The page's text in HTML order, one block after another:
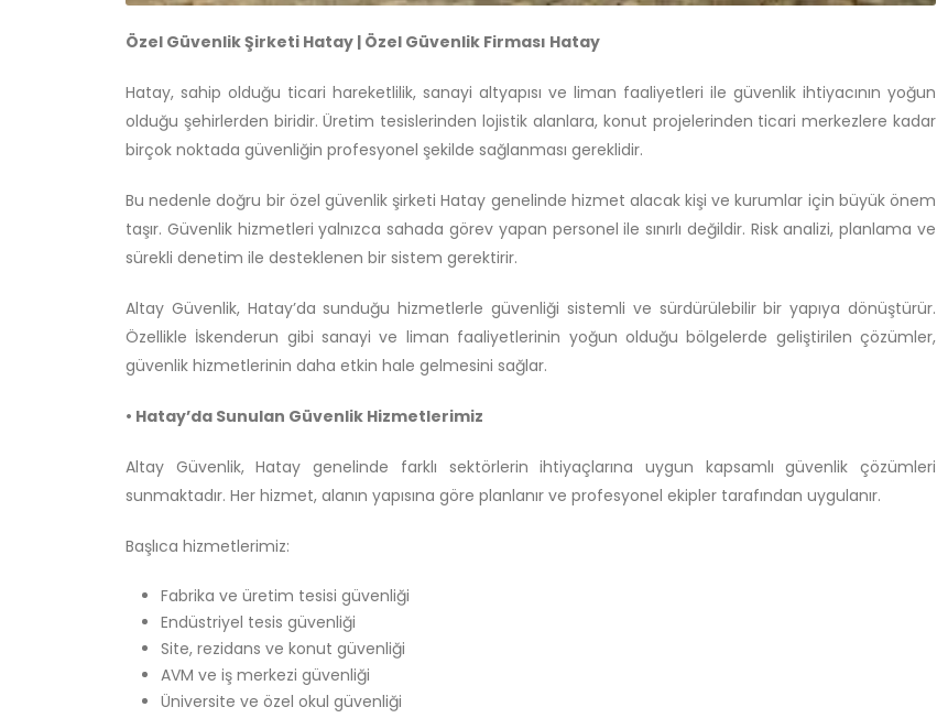
Özel Güvenlik Şirketi Hatay | Özel Güvenlik Firması Hatay
Hatay, sahip olduğu ticari hareketlilik, sanayi altyapısı ve liman faaliyetleri ile güvenlik ihtiyacının yoğun
olduğu şehirlerden biridir. Üretim tesislerinden lojistik alanlara, konut projelerinden ticari merkezlere kadar
birçok noktada güvenliğin profesyonel şekilde sağlanması gereklidir.
Bu nedenle doğru bir özel güvenlik şirketi Hatay genelinde hizmet alacak kişi ve kurumlar için büyük önem
taşır. Güvenlik hizmetleri yalnızca sahada görev yapan personel ile sınırlı değildir. Risk analizi, planlama ve
sürekli denetim ile desteklenen bir sistem gerektirir.
Altay Güvenlik, Hatay’da sunduğu hizmetlerle güvenliği sistemli ve sürdürülebilir bir yapıya dönüştürür.
Özellikle İskenderun gibi sanayi ve liman faaliyetlerinin yoğun olduğu bölgelerde geliştirilen çözümler,
güvenlik hizmetlerinin daha etkin hale gelmesini sağlar.
• Hatay’da Sunulan Güvenlik Hizmetlerimiz
Altay Güvenlik, Hatay genelinde farklı sektörlerin ihtiyaçlarına uygun kapsamlı güvenlik çözümleri
sunmaktadır. Her hizmet, alanın yapısına göre planlanır ve profesyonel ekipler tarafından uygulanır.
Başlıca hizmetlerimiz:
Fabrika ve üretim tesisi güvenliği
Endüstriyel tesis güvenliği
Site, rezidans ve konut güvenliği
AVM ve iş merkezi güvenliği
Üniversite ve özel okul güvenliği